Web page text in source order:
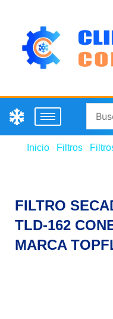
Inicio Filtros
FILTRO
TLD-162
MARCA